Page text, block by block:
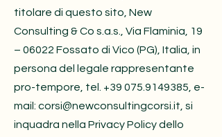
titolare di questo sito, New
Consulting & Co s.a.s., Via Flaminia, 19
– 06022 Fossato di Vico (PG), Italia, in
persona del legale rappresentante
pro-tempore, tel. +39 075.9149385 , e-
mail: corsi@newconsultingcorsi.it , si
inquadra nella Privacy Policy dello